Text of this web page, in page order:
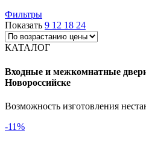
Фильтры
Показать 9 12 18 24
КАТАЛОГ
Входные и межкомнатные
Новороссийске
Возможность изготовления
-11%